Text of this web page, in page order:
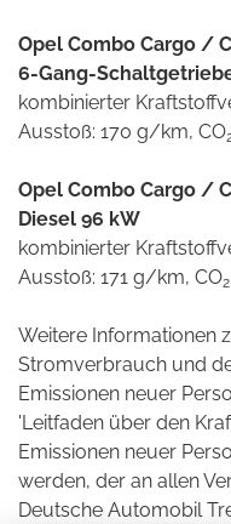
Opel Combo Cargo /
6-Gang-
kombinierter
Ausstoß: 170 g/km, CO
Opel Combo Cargo /
Diesel 96 kW
kombinierter
Ausstoß: 171 g/km, CO2
Weitere Informationen
Stromverbrauch und
Emissionen neuer
'Leitfaden über den
Emissionen neuer
werden, der an allen
Deutsche Automobil